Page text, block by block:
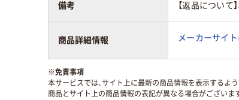
備考 【返品につい
商品詳細情報 メーカーサイ
※免責事項
本サービスでは、サイト上に最新の商品情報を表示するよう
商品とサイト上の商品情報の表記が異なる場合がございま